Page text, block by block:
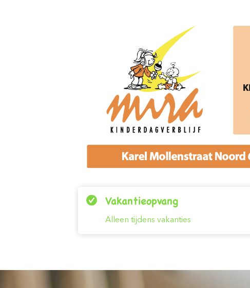
Vakantieopvang
Alleen tijdens vakanties